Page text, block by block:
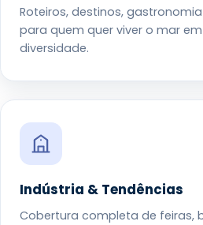
Roteiros, destinos,
para quem quer viver o mar
diversidade.
Indústria & Tendências
Cobertura completa de feiras,